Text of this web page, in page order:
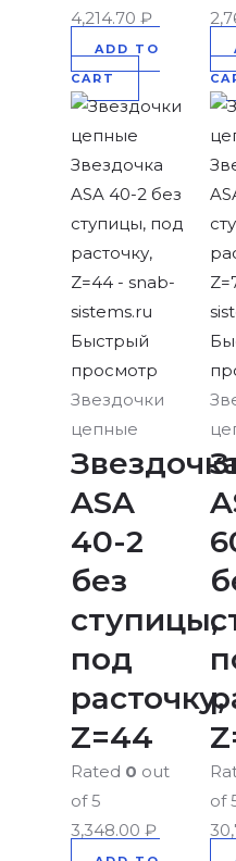
4,214.70 ₽
ADD TO
CART
Быстрый
просмотр
Звездочки
цепные
ASA
40-2
без
ступицы,
под
расточку,
Z=44
Rated 0 out
of 5
3,348.00 ₽
of